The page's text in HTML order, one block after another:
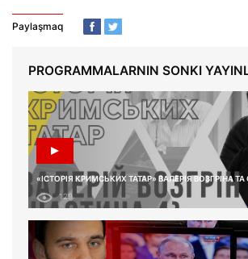
Paylaşmaq
PROGRAMMALARNIN SONKI
«ІСТОРІЯ КРИМСЬКИХ ТАТАР» ВАЛЕРІЯ ВОЗГРІНА
129